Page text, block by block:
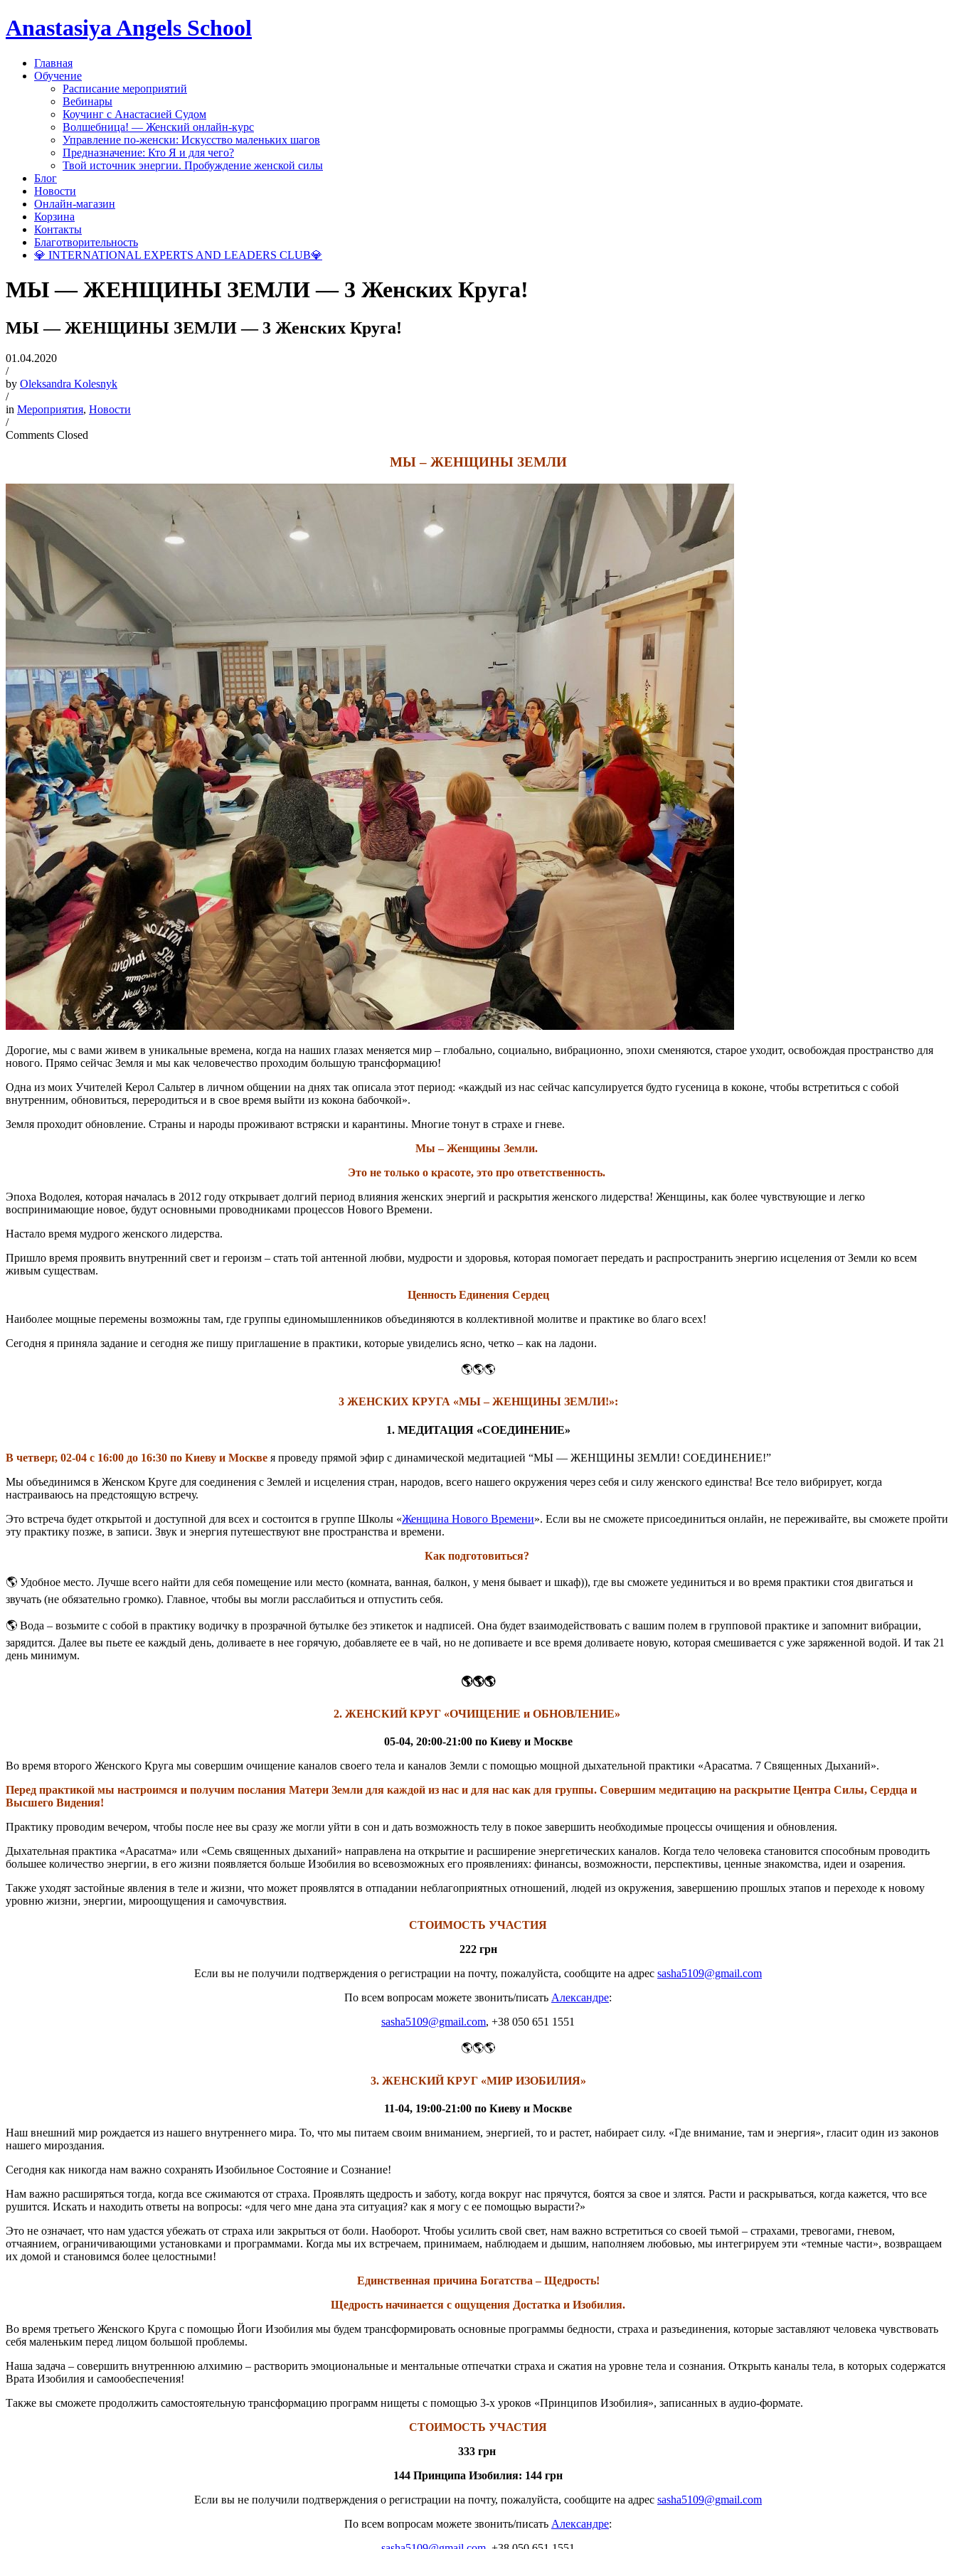
Anastasiya Angels School
Главная
Обучение
Расписание мероприятий
Вебинары
Коучинг с Анастасией Судом
Волшебница! — Женский онлайн-курс
Управление по-женски: Искусство маленьких шагов
Предназначение: Кто Я и для чего?
Твой источник энергии. Пробуждение женской силы
Блог
Новости
Онлайн-магазин
Корзина
Контакты
Благотворительность
💎 INTERNATIONAL EXPERTS AND LEADERS CLUB💎
МЫ — ЖЕНЩИНЫ ЗЕМЛИ — 3 Женских Круга!
МЫ — ЖЕНЩИНЫ ЗЕМЛИ — 3 Женских Круга!
01.04.2020
/
by Oleksandra Kolesnyk
/
in Мероприятия, Новости
/
Comments Closed
МЫ – ЖЕНЩИНЫ ЗЕМЛИ
Дорогие, мы с вами живем в уникальные времена, когда на наших глазах меняется мир – глобально, социально, вибрационно, эпохи сменяются, старое уходит, освобождая пространство для
нового. Прямо сейчас Земля и мы как человечество проходим большую трансформацию!
Одна из моих Учителей Керол Сальтер в личном общении на днях так описала этот период: «каждый из нас сейчас капсулируется будто гусеница в коконе, чтобы встретиться с собой
внутренним, обновиться, переродиться и в свое время выйти из кокона бабочкой».
Земля проходит обновление. Страны и народы проживают встряски и карантины. Многие тонут в страхе и гневе.
Мы – Женщины Земли.
Это не только о красоте, это про ответственность.
Эпоха Водолея, которая началась в 2012 году открывает долгий период влияния женских энергий и раскрытия женского лидерства! Женщины, как более чувствующие и легко
воспринимающие новое, будут основными проводниками процессов Нового Времени.
Настало время мудрого женского лидерства.
Пришло время проявить внутренний свет и героизм – стать той антенной любви, мудрости и здоровья, которая помогает передать и распространить энергию исцеления от Земли ко всем
живым существам.
Ценность Единения Сердец
Наиболее мощные перемены возможны там, где группы единомышленников объединяются в коллективной молитве и практике во благо всех!
Сегодня я приняла задание и сегодня же пишу приглашение в практики, которые увиделись ясно, четко – как на ладони.
🌎🌎🌎
3 ЖЕНСКИХ КРУГА «МЫ – ЖЕНЩИНЫ ЗЕМЛИ!»:
1. МЕДИТАЦИЯ «СОЕДИНЕНИЕ»
В четверг, 02-04 с 16:00 до 16:30 по Киеву и Москве я проведу прямой эфир с динамической медитацией “МЫ — ЖЕНЩИНЫ ЗЕМЛИ! СОЕДИНЕНИЕ!”
Мы объединимся в Женском Круге для соединения с Землей и исцеления стран, народов, всего нашего окружения через себя и силу женского единства! Все тело вибрирует, когда
настраиваюсь на предстоящую встречу.
Это встреча будет открытой и доступной для всех и состоится в группе Школы «Женщина Нового Времени». Если вы не сможете присоединиться онлайн, не переживайте, вы сможете пройти
эту практику позже, в записи. Звук и энергия путешествуют вне пространства и времени.
Как подготовиться?
🌎 Удобное место. Лучше всего найти для себя помещение или место (комната, ванная, балкон, у меня бывает и шкаф)), где вы сможете уединиться и во время практики стоя двигаться и
звучать (не обязательно громко). Главное, чтобы вы могли расслабиться и отпустить себя.
🌎 Вода – возьмите с собой в практику водичку в прозрачной бутылке без этикеток и надписей. Она будет взаимодействовать с вашим полем в групповой практике и запомнит вибрации,
зарядится. Далее вы пьете ее каждый день, доливаете в нее горячую, добавляете ее в чай, но не допиваете и все время доливаете новую, которая смешивается с уже заряженной водой. И так 21
день минимум.
🌎🌎🌎
2. ЖЕНСКИЙ КРУГ «ОЧИЩЕНИЕ и ОБНОВЛЕНИЕ»
05-04, 20:00-21:00 по Киеву и Москве
Во время второго Женского Круга мы совершим очищение каналов своего тела и каналов Земли с помощью мощной дыхательной практики «Арасатма. 7 Священных Дыханий».
Перед практикой мы настроимся и получим послания Матери Земли для каждой из нас и для нас как для группы. Совершим медитацию на раскрытие Центра Силы, Сердца и
Высшего Видения!
Практику проводим вечером, чтобы после нее вы сразу же могли уйти в сон и дать возможность телу в покое завершить необходимые процессы очищения и обновления.
Дыхательная практика «Арасатма» или «Семь священных дыханий» направлена на открытие и расширение энергетических каналов. Когда тело человека становится способным проводить
большее количество энергии, в его жизни появляется больше Изобилия во всевозможных его проявлениях: финансы, возможности, перспективы, ценные знакомства, идеи и озарения.
Также уходят застойные явления в теле и жизни, что может проявлятся в отпадании неблагоприятных отношений, людей из окружения, завершению прошлых этапов и переходе к новому
уровню жизни, энергии, мироощущения и самочувствия.
СТОИМОСТЬ УЧАСТИЯ
222 грн
Если вы не получили подтверждения о регистрации на почту, пожалуйста, сообщите на адрес sasha5109@gmail.com
По всем вопросам можете звонить/писать Александре:
sasha5109@gmail.com, +38 050 651 1551
🌎🌎🌎
3. ЖЕНСКИЙ КРУГ «МИР ИЗОБИЛИЯ»
11-04, 19:00-21:00 по Киеву и Москве
Наш внешний мир рождается из нашего внутреннего мира. То, что мы питаем своим вниманием, энергией, то и растет, набирает силу. «Где внимание, там и энергия», гласит один из законов
нашего мироздания.
Сегодня как никогда нам важно сохранять Изобильное Состояние и Сознание!
Нам важно расширяться тогда, когда все сжимаются от страха. Проявлять щедрость и заботу, когда вокруг нас прячутся, боятся за свое и злятся. Расти и раскрываться, когда кажется, что все
рушится. Искать и находить ответы на вопросы: «для чего мне дана эта ситуация? как я могу с ее помощью вырасти?»
Это не означает, что нам удастся убежать от страха или закрыться от боли. Наоборот. Чтобы усилить свой свет, нам важно встретиться со своей тьмой – страхами, тревогами, гневом,
отчаянием, ограничивающими установками и программами. Когда мы их встречаем, принимаем, наблюдаем и дышим, наполняем любовью, мы интегрируем эти «темные части», возвращаем
их домой и становимся более целостными!
Единственная причина Богатства – Щедрость!
Щедрость начинается с ощущения Достатка и Изобилия.
Во время третьего Женского Круга с помощью Йоги Изобилия мы будем трансформировать основные программы бедности, страха и разъединения, которые заставляют человека чувствовать
себя маленьким перед лицом большой проблемы.
Наша задача – совершить внутреннюю алхимию – растворить эмоциональные и ментальные отпечатки страха и сжатия на уровне тела и сознания. Открыть каналы тела, в которых содержатся
Врата Изобилия и самообеспечения!
Также вы сможете продолжить самостоятельную трансформацию программ нищеты с помощью 3-х уроков «Принципов Изобилия», записанных в аудио-формате.
СТОИМОСТЬ УЧАСТИЯ
333 грн
144 Принципа Изобилия: 144 грн
Если вы не получили подтверждения о регистрации на почту, пожалуйста, сообщите на адрес sasha5109@gmail.com
По всем вопросам можете звонить/писать Александре: